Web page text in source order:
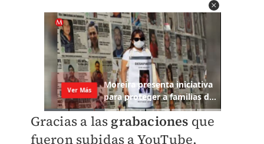
Gracias a las grabaciones que
fueron subidas a YouTube,